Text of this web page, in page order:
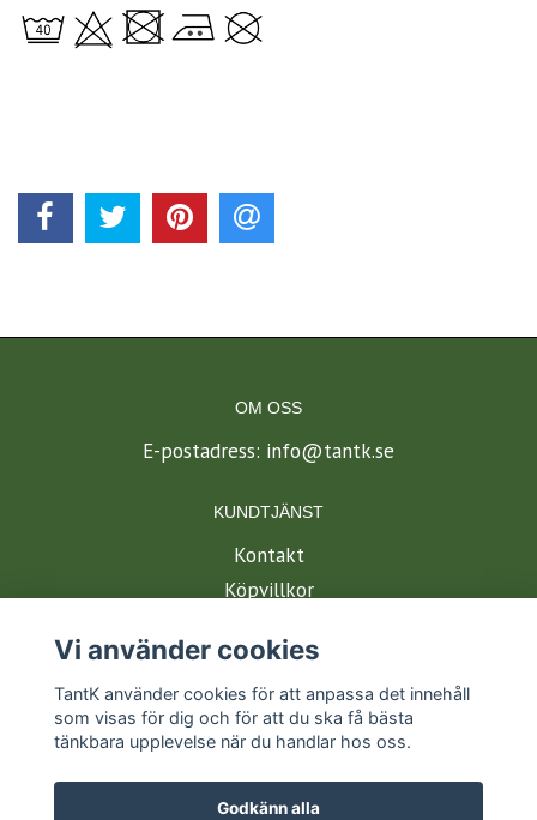
OM OSS
E-postadress: info@tantk.se
KUNDTJÄNST
Kontakt
Köpvillkor
BETALSÄTT
Vi använder cookies
TantK använder cookies för att anpassa det innehåll
som visas för dig och för att du ska få bästa
tänkbara upplevelse när du handlar hos oss.
Godkänn alla